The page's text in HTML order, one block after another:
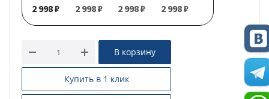
2 998 ₽ 2 998 ₽ 2 998 ₽ 2 998 ₽
В корзину
Купить в 1 клик